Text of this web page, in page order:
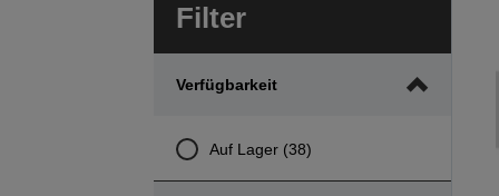
Filter
Verfügbarkeit
Auf Lager (38)